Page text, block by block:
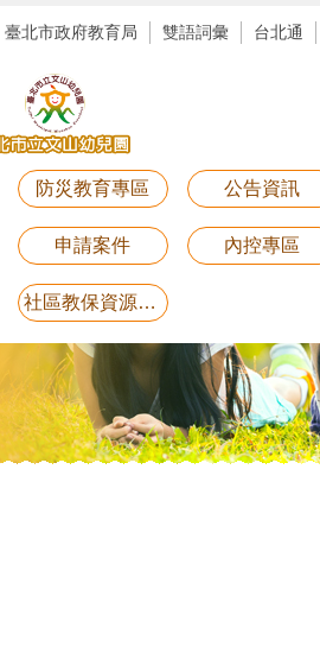
臺北市政府教育局 雙語詞彙 台北通
防災教育專區 公告資訊
申請案件 內控專區
社區教保資源中心